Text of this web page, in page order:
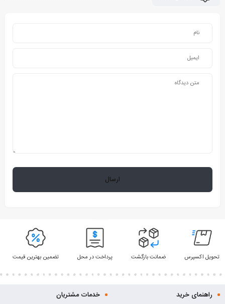
تحویل اکسپرس ضمانت بازگشت پرداخت در محل تضمین بهترین قیمت
راهنمای خرید خدمات مشتریان